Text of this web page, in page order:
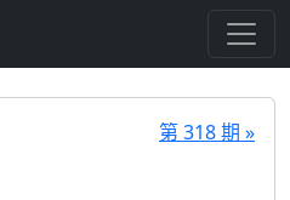
第 318 期 »